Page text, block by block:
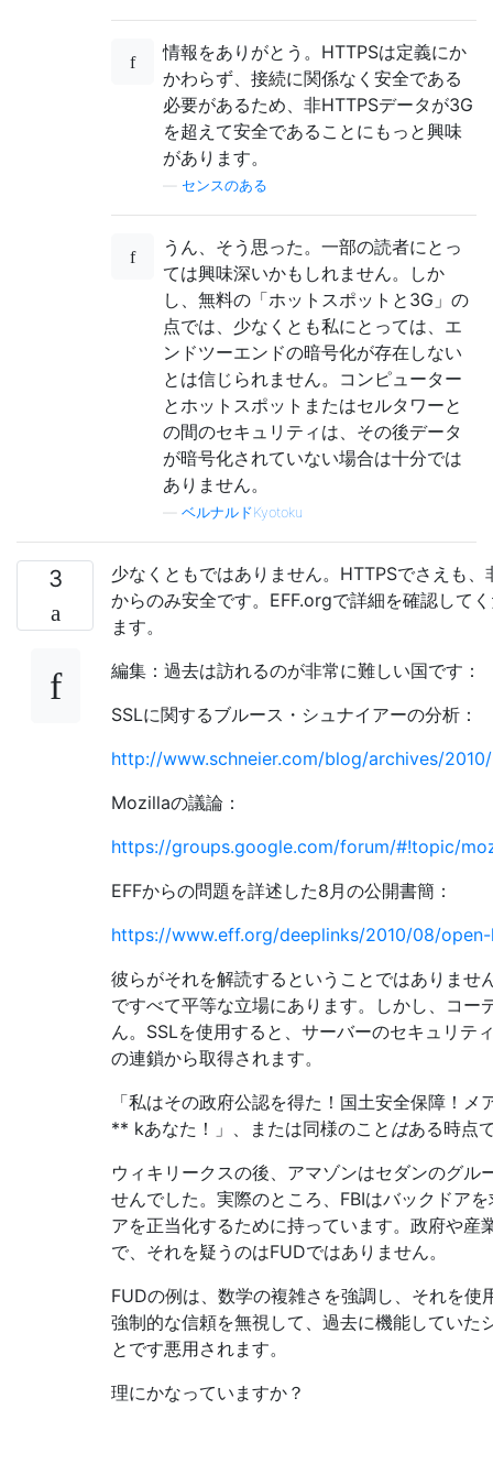
情報をありがとう。HTTPSは定義にか
かわらず、接続に関係なく安全である
必要があるため、非HTTPSデータが3G
を超えて安全であることにもっと興味
があります。
センスのある
うん、そう思った。一部の読者にとっ
ては興味深いかもしれません。しか
し、無料の「ホットスポットと3G」の
点では、少なくとも私にとっては、エ
ンドツーエンドの暗号化が存在しない
とは信じられません。コンピューター
とホットスポットまたはセルタワーと
の間のセキュリティは、その後データ
が暗号化されていない場合は十分では
ありません。
ベルナルドKyotoku
3
少なくともではありません。HTTPSでさえも
からのみ安全です。EFF.orgで詳細を確認して
ます。
編集：過去は訪れるのが非常に難しい国です：
SSLに関するブルース・シュナイアーの分析：
http://www.schneier.com/blog/archives/
Mozillaの議論：
https://groups.google.com/forum/#!topic/
EFFからの問題を詳述した8月の公開書簡：
https://www.eff.org/deeplinks/2010/08/
彼らがそれを解読するということではありませ
ですべて平等な立場にあります。しかし、コー
ん。SSLを使用すると、サーバーのセキュリテ
の連鎖から取得されます。
「私はその政府公認を得た！国土安全保障！
** kあなた！」、または同様のこと はある時点
ウィキリークスの後、アマゾンはセダンのグ
せんでした。実際のところ、FBIはバックドア
アを正当化するために持っています。政府や産
で、それを疑うのはFUDではありません。
FUDの例は、数学の複雑さを強調し、それを
強制的な信頼を無視して、過去に機能していた
とです悪用されます。
理にかなっていますか？